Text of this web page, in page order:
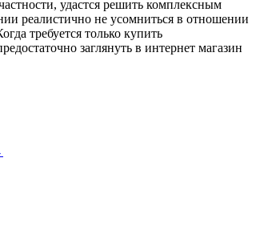
удастся решить комплексным
реалистично не усомниться в отношении
требуется только купить
заглянуть в интернет магазин